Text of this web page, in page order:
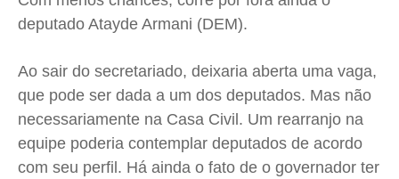
deputado Atayde Armani (DEM).
Ao sair do secretariado, deixaria aberta uma vaga,
que pode ser dada a um dos deputados. Mas não
necessariamente na Casa Civil. Um rearranjo na
equipe poderia contemplar deputados de acordo
com seu perfil. Há ainda o fato de o governador ter